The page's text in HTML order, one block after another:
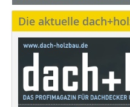
Die aktuelle